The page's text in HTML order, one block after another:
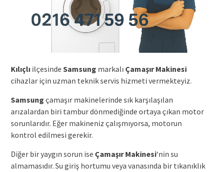
Kılıçlıilçesinde Samsung markalı Çamaşır Makinesi
cihazlar için uzman teknik servis hizmeti vermekteyiz.
Samsung çamaşır makinelerinde sık karşılaşılan
arızalardan biri tambur dönmediğinde ortaya çıkan motor
sorunlarıdır. Eğer makineniz çalışmıyorsa, motorun
kontrol edilmesi gerekir.
Diğer bir yaygın sorun ise Çamaşır Makinesi‘nin su
almamasıdır. Su giriş hortumu veya vanasında bir tıkanıklık